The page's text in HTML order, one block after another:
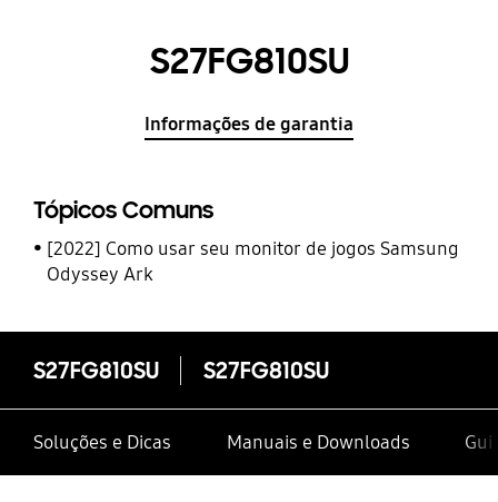
S27FG810SU
Informações de garantia
Tópicos Comuns
[2022] Como usar seu monitor de jogos Samsung
Odyssey Ark
S27FG810SU S27FG810SU
Soluções e Dicas Manuais e Downloads